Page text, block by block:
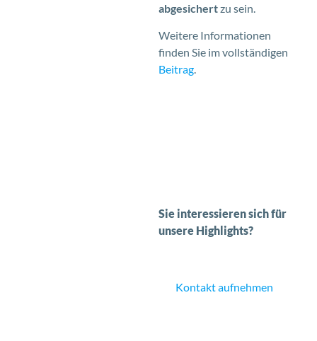
abgesichertzu sein.
Weitere Informationen
finden Sie im vollständigen
Beitrag.
Sie interessieren sich für
unsere Highlights?
Kontakt aufnehmen